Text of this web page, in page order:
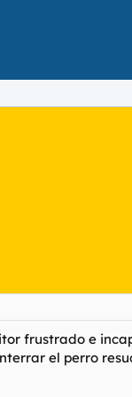
frustrado e
el perro